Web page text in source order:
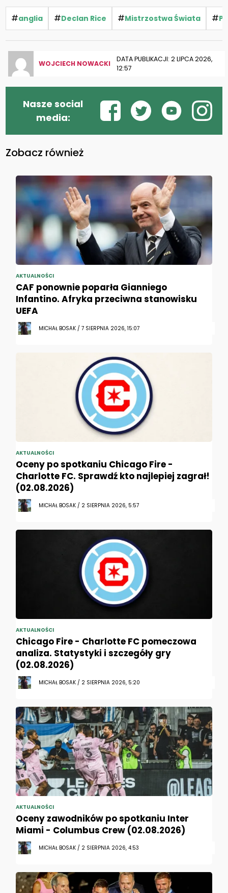
#anglia #Declan Rice #Mistrzostwa Świata #
WOJCIECH NOWACKI
DATA PUBLIKACJI: 2 LIPCA 2026,
12:57
Nasze social
media:
Zobacz również
AKTUALNOŚCI
CAF ponownie poparła Gianniego
Infantino. Afryka przeciwna stanowisku
UEFA
MICHAŁ BOSAK / 7 SIERPNIA 2026, 15:07
AKTUALNOŚCI
Oceny po spotkaniu Chicago Fire -
Charlotte FC. Sprawdź kto najlepiej zagrał!
(02.08.2026)
MICHAŁ BOSAK / 2 SIERPNIA 2026, 5:57
AKTUALNOŚCI
Chicago Fire - Charlotte FC pomeczowa
analiza. Statystyki i szczegóły gry
(02.08.2026)
MICHAŁ BOSAK / 2 SIERPNIA 2026, 5:20
AKTUALNOŚCI
Oceny zawodników po spotkaniu Inter
Miami - Columbus Crew (02.08.2026)
MICHAŁ BOSAK / 2 SIERPNIA 2026, 4:53